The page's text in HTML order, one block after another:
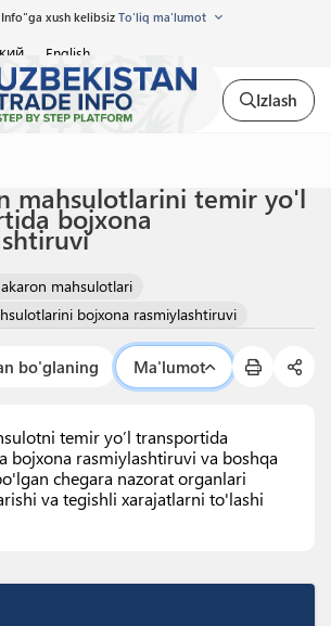
xush kelibsiz To'liq ma'lumot
English
Izlash
mahsulotlarini temir yo'l
bojxona
mahsulotlari
bojxona rasmiylashtiruvi
bo'glaning Ma'lumot
temir yo’l transportida
bojxona rasmiylashtiruvi va boshqa
chegara nazorat organlari
va tegishli xarajatlarni to'lashi